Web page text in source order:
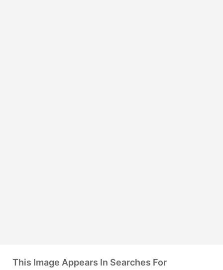
This Image Appears In Searches For